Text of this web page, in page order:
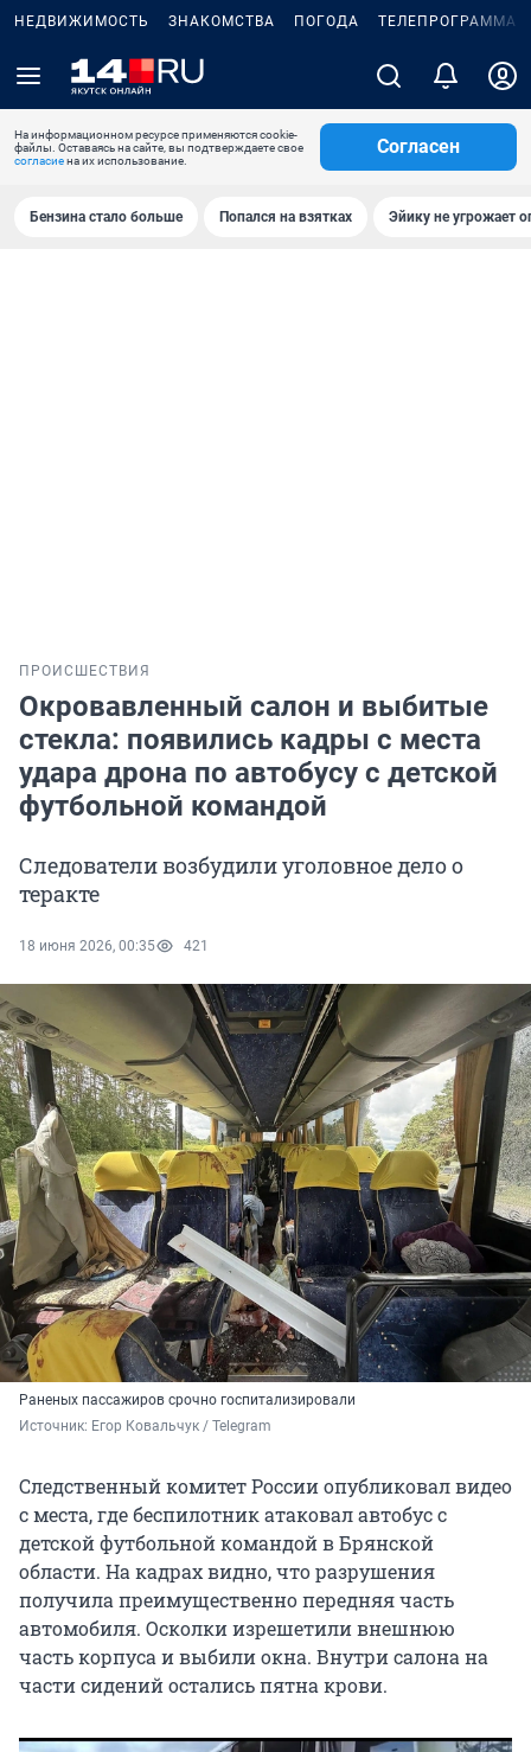
НЕДВИЖИМОСТЬ ЗНАКОМСТВА ПОГОДА ТЕЛЕПРОГРАММА
На информационном ресурсе применяются cookie-
файлы. Оставаясь на сайте, вы подтверждаете свое
согласиена их использование.
Согласен
Бензина стало больше Попался на взятках Эйику не угрожает
ПРОИСШЕСТВИЯ
Окровавленный салон и выбитые
стекла: появились кадры с места
удара дрона по автобусу с детской
футбольной командой
Следователи возбудили уголовное дело о
теракте
18 июня 2026, 00:35 421
Раненых пассажиров срочно госпитализировали
Источник: Егор Ковальчук / Telegram
Следственный комитет России опубликовал видео
с места, где беспилотник атаковал автобус с
детской футбольной командой в Брянской
области. На кадрах видно, что разрушения
получила преимущественно передняя часть
автомобиля. Осколки изрешетили внешнюю
часть корпуса и выбили окна. Внутри салона на
части сидений остались пятна крови.